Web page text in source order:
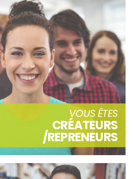
VOUS ÊTES
CRÉATEURS
/REPRENEURS